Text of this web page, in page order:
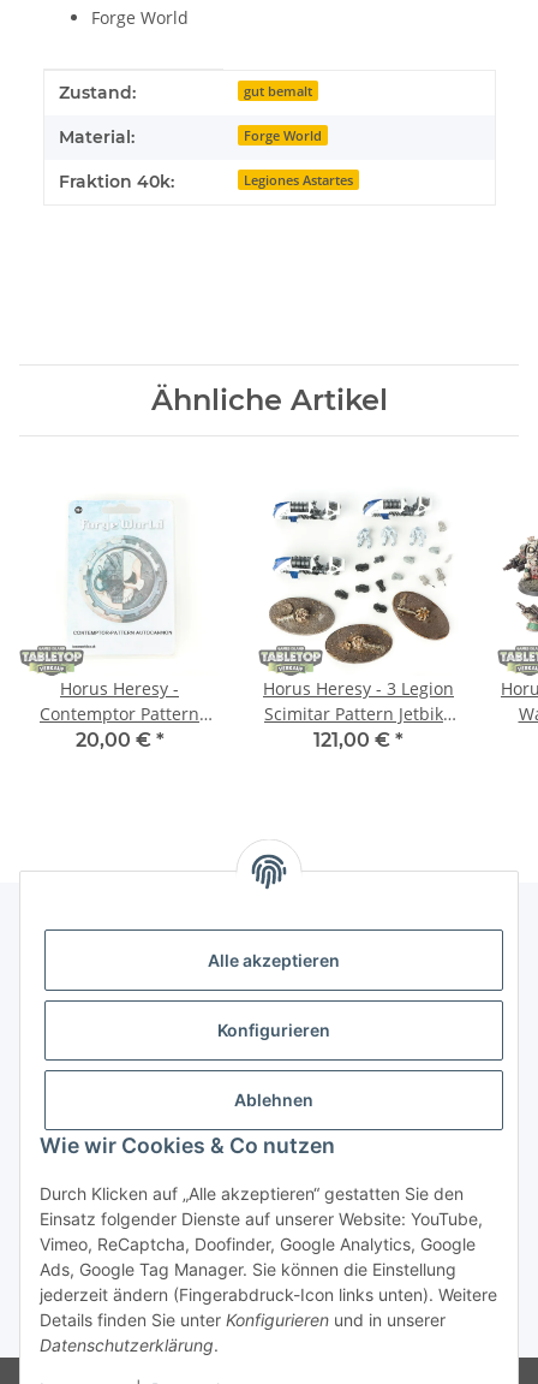
Alle akzeptieren
Konfigurieren
Ablehnen
Wie wir Cookies & Co nutzen
Durch Klicken auf „Alle akzeptieren“ gestatten Sie den
Einsatz folgender Dienste auf unserer Website: YouTube,
Vimeo, ReCaptcha, Doofinder, Google Analytics, Google
Ads, Google Tag Manager. Sie können die Einstellung
jederzeit ändern (Fingerabdruck-Icon links unten). Weitere
Details finden Sie unter Konfigurieren und in unserer
Datenschutzerklärung.
Forge World
Produkteigenschaft
Wert
Zustand: gut bemalt
Material: Forge World
Fraktion 40k: Legiones Astartes
Ähnliche Artikel
Horus Heresy -
Contemptor Pattern
Autocannon -
20,00 € *
Horus Heresy - 3 Legion
Scimitar Pattern Jetbike
Squadron klassisch -
121,00 € *
Gesetzliche Informationen
Bestellung wiederrufen
* Alle Preise inkl. gesetzlicher USt., zzgl.Versand